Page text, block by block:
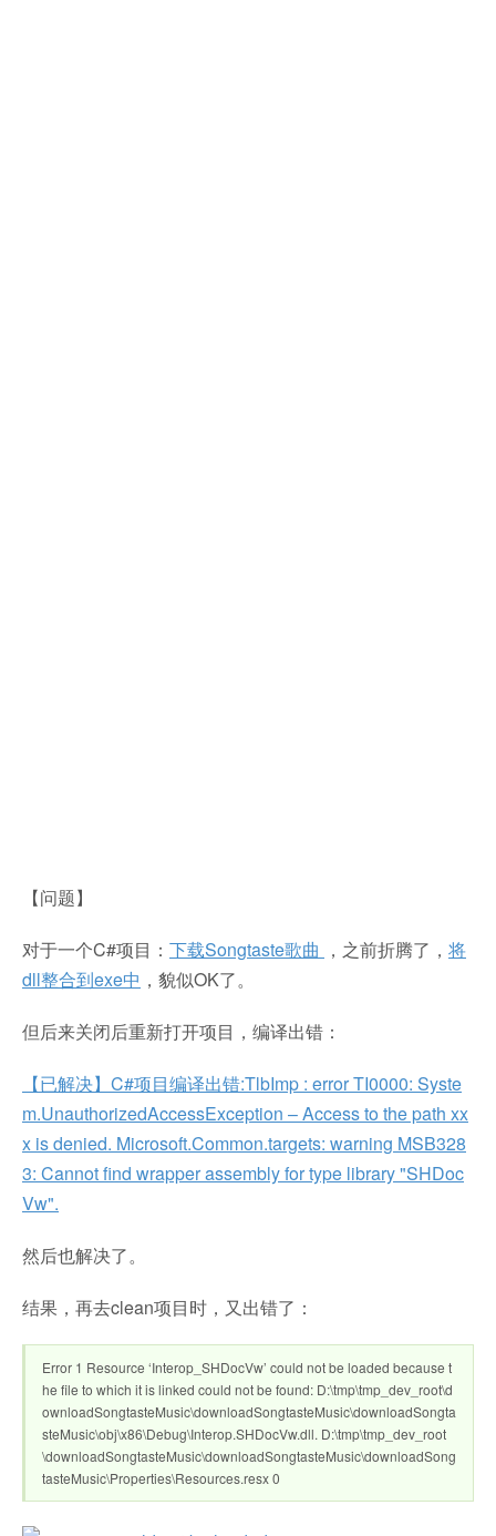
【问题】
对于一个C#项目： 下载Songtaste歌曲 ，之前折腾了， 将
dll整合到exe中 ，貌似OK了。
但后来关闭后重新打开项目，编译出错：
【已解决】C#项目编译出错:TlbImp : error TI0000: Syste
m.UnauthorizedAccessException – Access to the path xx
x is denied. Microsoft.Common.targets: warning MSB328
3: Cannot find wrapper assembly for type library "SHDoc
Vw".
然后也解决了。
结果，再去clean项目时，又出错了：
Error 1 Resource ‘Interop_SHDocVw’ could not be loaded because t
he file to which it is linked could not be found: D:\tmp\tmp_dev_root\d
ownloadSongtasteMusic\downloadSongtasteMusic\downloadSongta
steMusic\obj\x86\Debug\Interop.SHDocVw.dll. D:\tmp\tmp_dev_root
\downloadSongtasteMusic\downloadSongtasteMusic\downloadSong
tasteMusic\Properties\Resources.resx 0